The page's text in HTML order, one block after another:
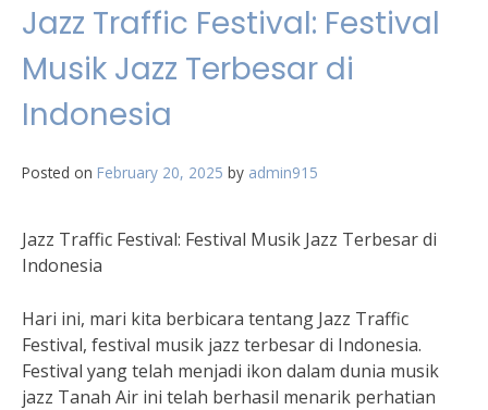
Jazz Traffic Festival: Festival
Musik Jazz Terbesar di
Indonesia
Posted on February 20, 2025 by admin915
Jazz Traffic Festival: Festival Musik Jazz Terbesar di
Indonesia
Hari ini, mari kita berbicara tentang Jazz Traffic
Festival, festival musik jazz terbesar di Indonesia.
Festival yang telah menjadi ikon dalam dunia musik
jazz Tanah Air ini telah berhasil menarik perhatian